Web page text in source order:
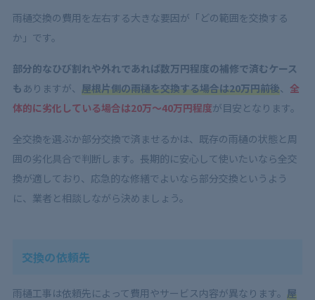
雨樋交換の費用を左右する大きな要因が「どの範囲を交換する
か」です。
部分的なひび割れや外れであれば数万円程度の補修で済むケース
も ありますが、 屋根片側の雨樋を交換する場合は20万円前後、 全
体的に劣化している場合は20万～40万円程度が目安となります。
全交換を選ぶか部分交換で済ませるかは、既存の雨樋の状態と周
囲の劣化具合で判断します。長期的に安心して使いたいなら全交
換が適しており、応急的な修繕でよいなら部分交換というよう
に、業者と相談しながら決めましょう。
交換の依頼先
雨樋工事は依頼先によって費用やサービス内容が異なります。 屋